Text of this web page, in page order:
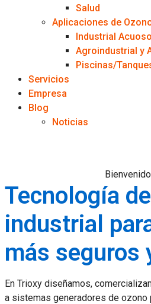
Salud
Aplicaciones de
Industrial Acuoso
Agroindustrial y
Piscinas/
Servicios
Empresa
Blog
Noticias
Tecnología
industrial
más seguros
En Trioxy diseñamos,
a sistemas generadores de ozono